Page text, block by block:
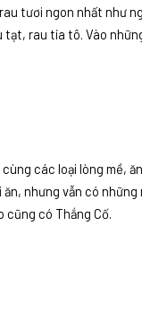
tươi ngon nhất như
tạt, rau tía tô. Vào
các loại lòng mề,
nhưng vẫn có những
cũng có Thắng Cố.